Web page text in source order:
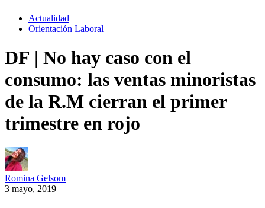
Actualidad
Orientación Laboral
DF | No hay caso con el
consumo: las ventas minoristas
de la R.M cierran el primer
trimestre en rojo
Romina Gelsom
3 mayo, 2019